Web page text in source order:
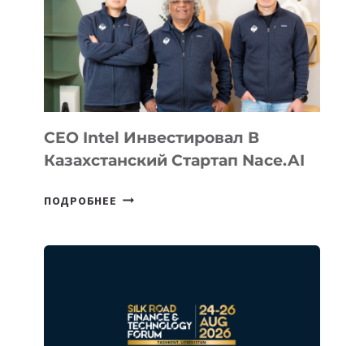
CEO Intel Инвестировал В
Казахстанский Стартап Nace.AI
ПОДРОБНЕЕ CEO
NACE.AI